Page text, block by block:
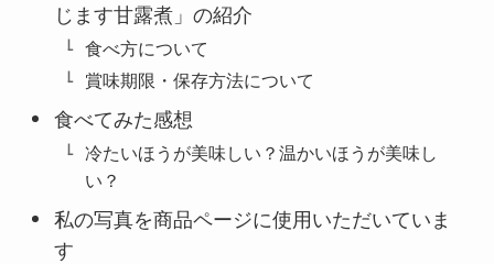
じます甘露煮」の紹介
食べ方について
賞味期限・保存方法について
食べてみた感想
冷たいほうが美味しい？温かいほうが美味し
い？
私の写真を商品ページに使用いただいていま
す